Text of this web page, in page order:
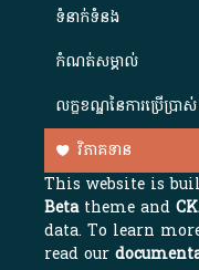
ទំនាក់ទំនង
កំណត់សម្គាល់
លក្ខខណ្ឌនៃការប្រើប្រាស់
វិភាគទាន
This website is
Betatheme and
data. To learn
read our